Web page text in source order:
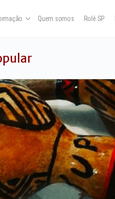
Quem somos Rolê SP